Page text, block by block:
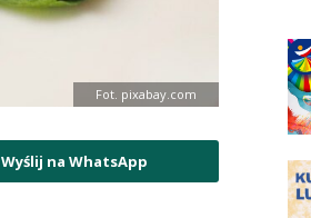
Fot. pixabay.com
Wyślij na WhatsApp